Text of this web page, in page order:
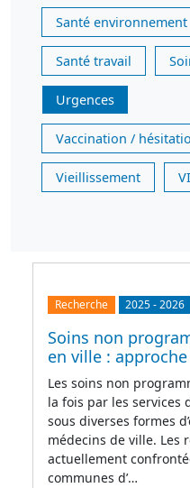
Santé environnement
Santé travail
Urgences
Vaccination /
Vieillissement
Recherche 2025-2026
Soins non
en ville :
Les soins non
la fois par les services
sous diverses formes
médecins de ville. Les
actuellement
communes d’…